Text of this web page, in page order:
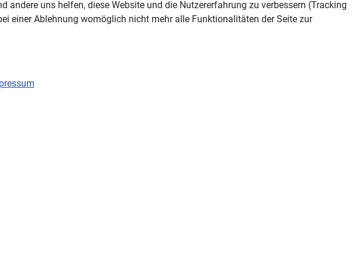
uns helfen, diese Website und die Nutzererfahrung zu verbessern (Tracking
einer Ablehnung womöglich nicht mehr alle Funktionalitäten der Seite zur